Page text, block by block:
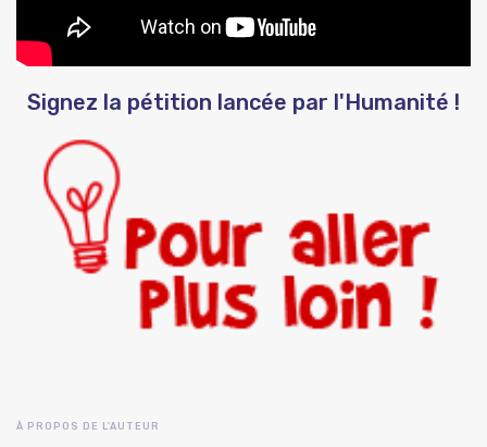
Signez la pétition lancée par l'Humanité !
À PROPOS DE L'AUTEUR